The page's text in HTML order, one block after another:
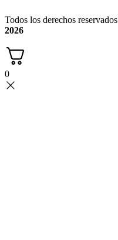
Todos los derechos reservados
2026
0